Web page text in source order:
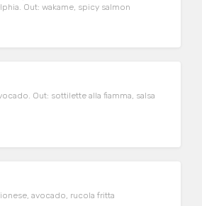
Out: wakame, spicy salmon
Out: sottilette alla fiamma, salsa
avocado, rucola fritta